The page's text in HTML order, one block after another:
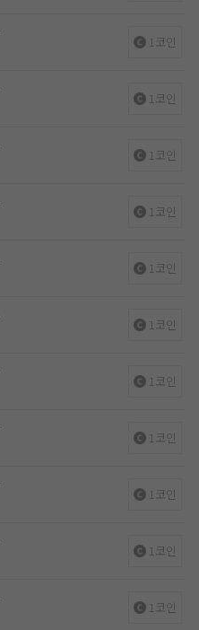
1코인
1코인
1코인
1코인
1코인
1코인
1코인
1코인
1코인
1코인
1코인